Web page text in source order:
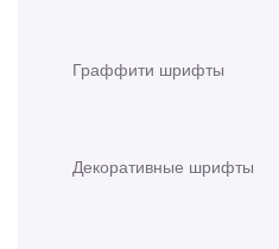
Граффити шрифты
Декоративные шрифты